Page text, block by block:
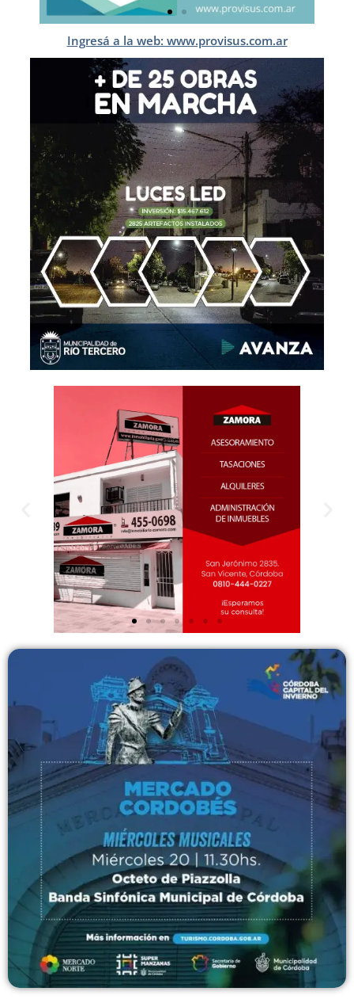
Ingresá a la web: www.provisus.com.ar